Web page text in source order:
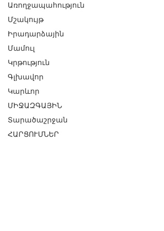
Առողջապահություն
Մշակույթ
Իրադարձային
Մամուլ
Կրթություն
Գլխավոր
Կարևոր
ՄԻՋԱԶԳԱՅԻՆ
Տարածաշրջան
ՀԱՐՑՈՒՄՆԵՐ